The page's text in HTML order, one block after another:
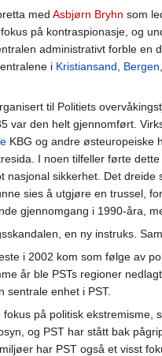
med Asbjørn Bryhn som
på kontraspionasje, og
administrativt forble
i Kristiansand Bergen
til Politiets
var den helt gjennomført.
KBG og andre østeuropeiske
I noen tilfeller førte
nasjonal sikkerhet. Det
sies å utgjøre en trussel,
gjennomgang i 1990-åra,
en ny instruks.
i 2002 kom som følge av
år ble PSTs regioner
sentrale enhet i PST.
på politisk
og PST har stått bak
har PST også et visst